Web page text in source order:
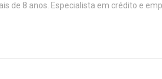
de 8 anos. Especialista em crédito e